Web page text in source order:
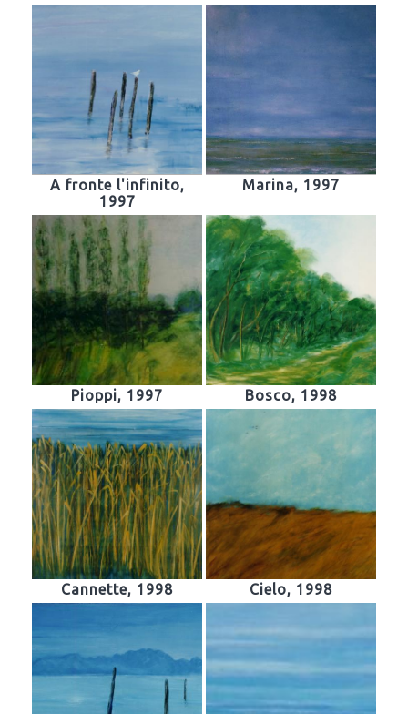
A fronte l'infinito,
1997
Marina, 1997
Pioppi, 1997 Bosco, 1998
Cannette, 1998 Cielo, 1998